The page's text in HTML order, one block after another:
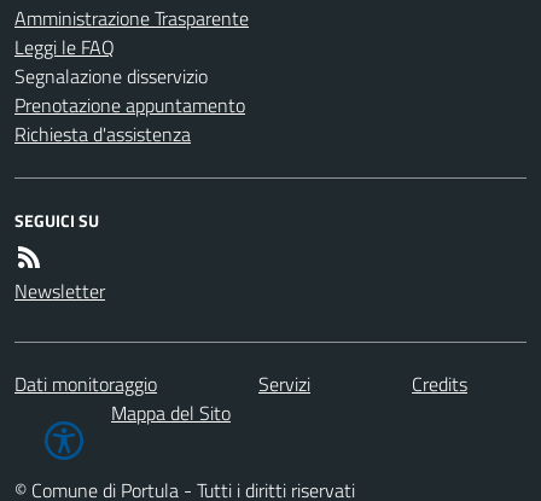
Amministrazione Trasparente
Leggi le FAQ
Segnalazione disservizio
Prenotazione appuntamento
Richiesta d'assistenza
SEGUICI SU
Newsletter
Dati monitoraggio Servizi
Credits
Mappa del Sito
© Comune di Portula - Tutti i diritti riservati